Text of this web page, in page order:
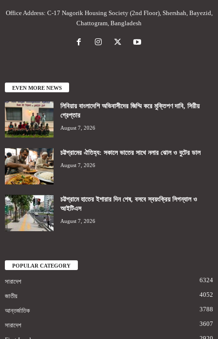
Office Address: C-17 Nagorik Housing Society (2nd Floor), Shershah, Bayezid,
Chattogram, Bangladesh
EVEN MORE NEWS
লিবিয়ায় বাংলাদেশি অভিবাসীদের জিম্মি করে মুক্তিপণ দাবি, সিরীয়
গ্রেপ্তার
August 7, 2026
চট্টগ্রামের ঐতিহ্য: সকালে ভাতের সাথে নলার ঝোল ও বুটের ডাল
August 7, 2026
চট্টগ্রামে হাতের ইশারার দিন শেষ, বসবে স্বয়ংক্রিয় সিগন্যাল ও
আইটিএস
August 7, 2026
POPULAR CATEGORY
সারাদেশ 6324
জাতীয় 4052
আন্তর্জাতিক 3788
সারাদেশ 3607